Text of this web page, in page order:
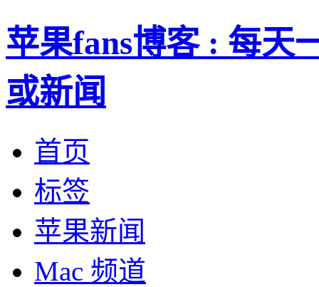
苹果fans博客 : 每天
或新闻
首页
标签
苹果新闻
Mac 频道